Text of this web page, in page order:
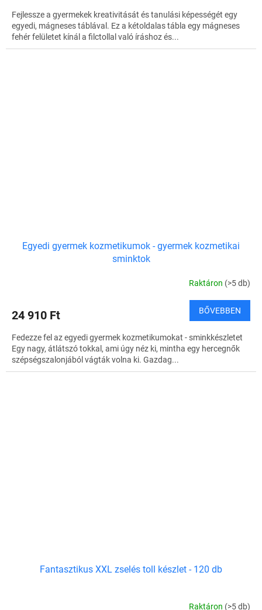
Fejlessze a gyermekek kreativitását és tanulási képességét egy
egyedi, mágneses táblával. Ez a kétoldalas tábla egy mágneses
fehér felületet kínál a filctollal való íráshoz és...
Egyedi gyermek kozmetikumok - gyermek kozmetikai
sminktok
Raktáron (>5 db)
24 910 Ft BŐVEBBEN
Fedezze fel az egyedi gyermek kozmetikumokat - sminkkészletet
Egy nagy, átlátszó tokkal, ami úgy néz ki, mintha egy hercegnők
szépségszalonjából vágták volna ki. Gazdag...
Fantasztikus XXL zselés toll készlet - 120 db
Raktáron (>5 db)